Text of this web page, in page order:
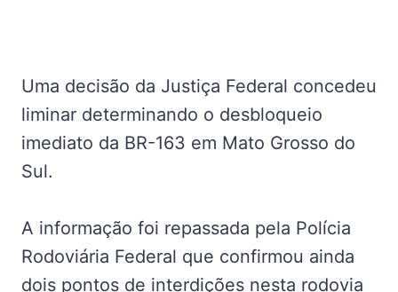
Uma decisão da Justiça Federal concedeu
liminar determinando o desbloqueio
imediato da BR-163 em Mato Grosso do
Sul.
A informação foi repassada pela Polícia
Rodoviária Federal que confirmou ainda
dois pontos de interdições nesta rodovia